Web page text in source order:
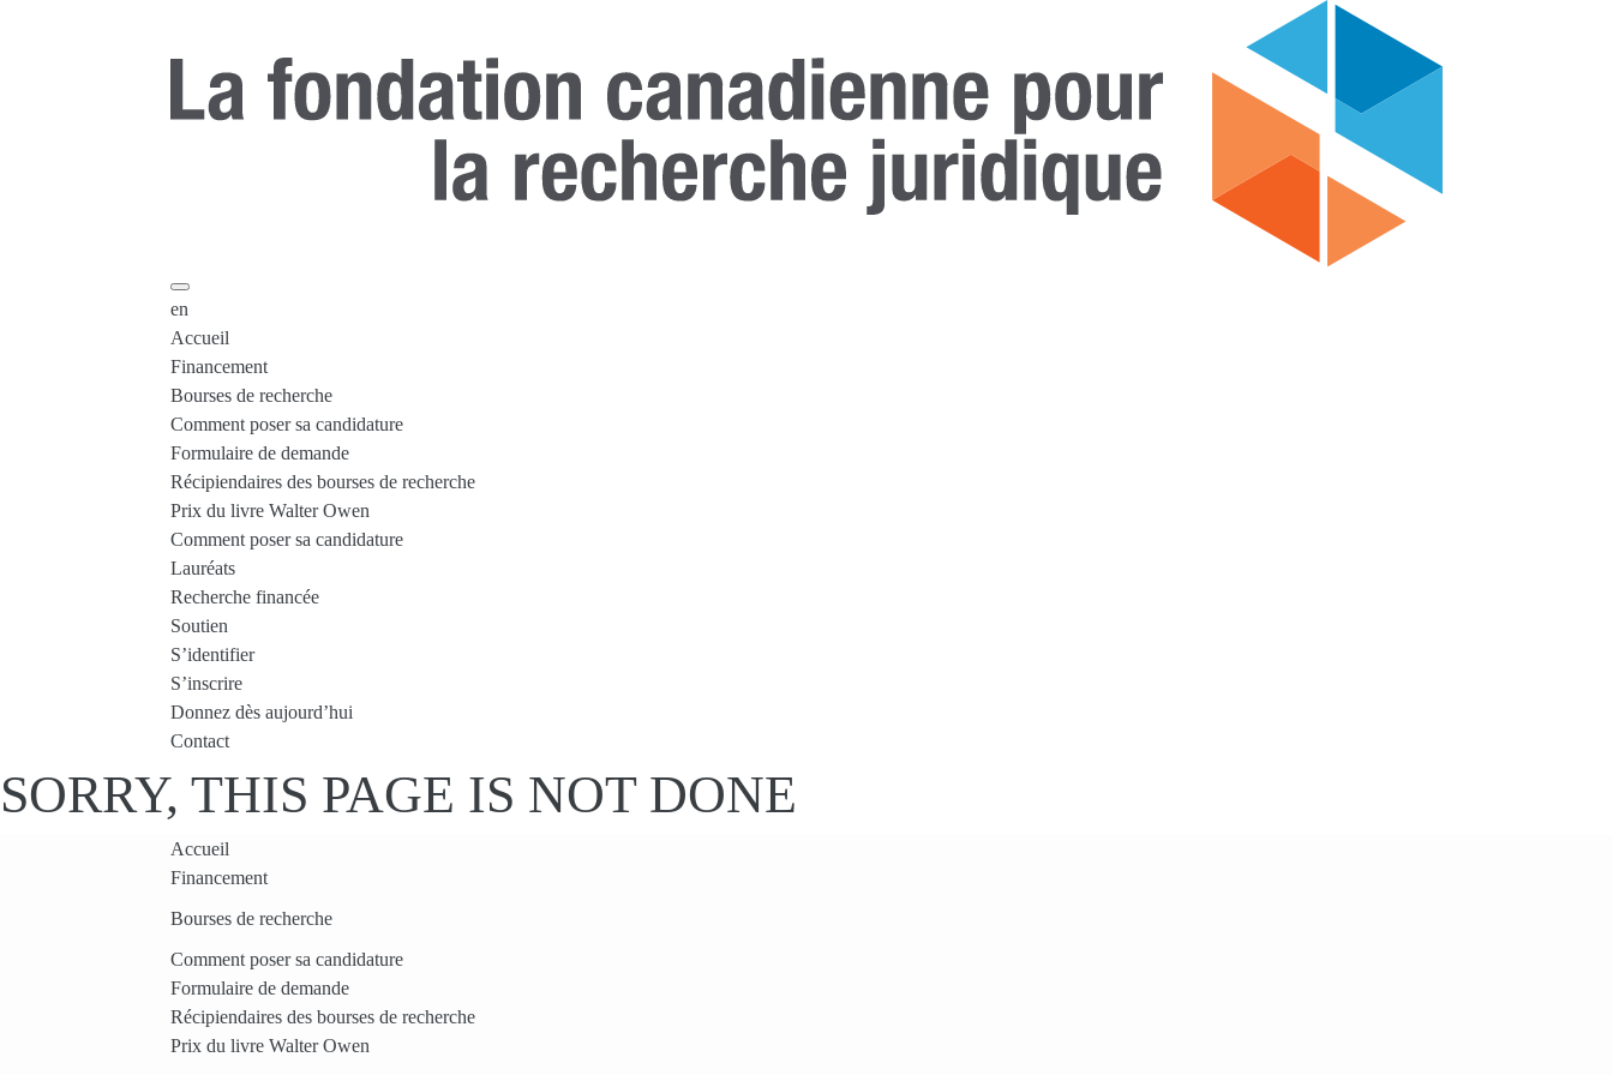
en
Accueil
Financement
Bourses de recherche
Comment poser sa candidature
Formulaire de demande
Récipiendaires des bourses de recherche
Prix du livre Walter Owen
Comment poser sa candidature
Lauréats
Recherche financée
Soutien
S’identifier
S’inscrire
Donnez dès aujourd’hui
Contact
SORRY, THIS PAGE IS NOT DONE
Accueil
Financement
Bourses de recherche
Comment poser sa candidature
Formulaire de demande
Récipiendaires des bourses de recherche
Prix du livre Walter Owen